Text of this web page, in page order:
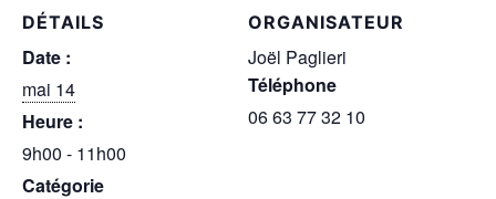
DÉTAILS
Date :
mai 14
Heure :
9h00 - 11h00
Catégorie
ORGANISATEUR
Joël Paglieri
Téléphone
06 63 77 32 10